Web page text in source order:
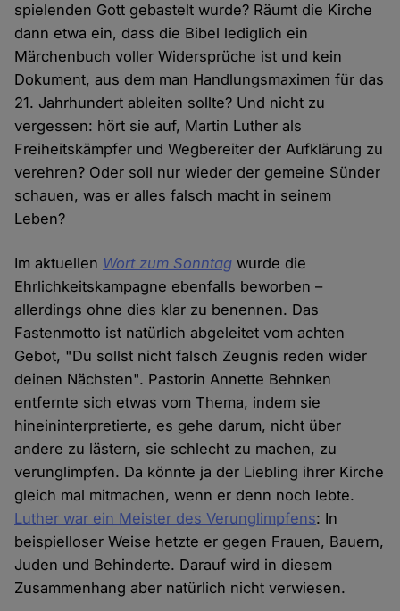
spielenden Gott gebastelt wurde? Räumt die Kirche
dann etwa ein, dass die Bibel lediglich ein
Märchenbuch voller Widersprüche ist und kein
Dokument, aus dem man Handlungsmaximen für das
21. Jahrhundert ableiten sollte? Und nicht zu
vergessen: hört sie auf, Martin Luther als
Freiheitskämpfer und Wegbereiter der Aufklärung zu
verehren? Oder soll nur wieder der gemeine Sünder
schauen, was er alles falsch macht in seinem
Leben?
Im aktuellen Wort zum Sonntag wurde die
Ehrlichkeitskampagne ebenfalls beworben –
allerdings ohne dies klar zu benennen. Das
Fastenmotto ist natürlich abgeleitet vom achten
Gebot, "Du sollst nicht falsch Zeugnis reden wider
deinen Nächsten". Pastorin Annette Behnken
entfernte sich etwas vom Thema, indem sie
hineininterpretierte, es gehe darum, nicht über
andere zu lästern, sie schlecht zu machen, zu
verunglimpfen. Da könnte ja der Liebling ihrer Kirche
gleich mal mitmachen, wenn er denn noch lebte.
Luther war ein Meister des Verunglimpfens: In
beispielloser Weise hetzte er gegen Frauen, Bauern,
Juden und Behinderte. Darauf wird in diesem
Zusammenhang aber natürlich nicht verwiesen.